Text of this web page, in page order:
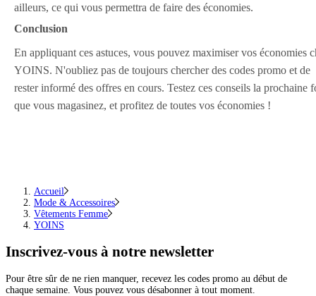
ailleurs, ce qui vous permettra de faire des économies.
Conclusion
En appliquant ces astuces, vous pouvez maximiser vos économies
YOINS. N'oubliez pas de toujours chercher des codes promo et de
rester informé des offres en cours. Testez ces conseils la prochaine
que vous magasinez, et profitez de toutes vos économies !
Accueil
Mode & Accessoires
Vêtements Femme
YOINS
Inscrivez-vous à notre newsletter
Pour être sûr de ne rien manquer, recevez les codes promo au début de
chaque semaine. Vous pouvez vous désabonner à tout moment.